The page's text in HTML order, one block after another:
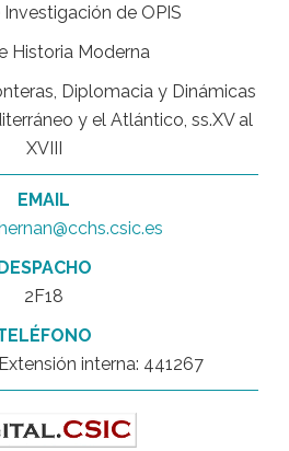
de OPIS
Historia Moderna
Diplomacia y Dinámicas
y el Atlántico, ss.XV al
XVIII
EMAIL
2F18
interna: 441267